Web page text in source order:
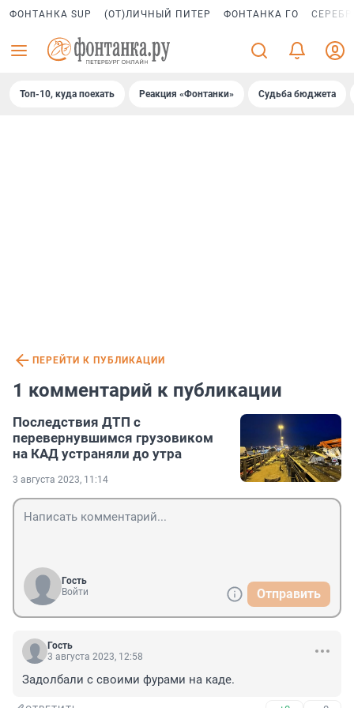
ФОНТАНКА SUP (ОТ)ЛИЧНЫЙ ПИТЕР ФОНТАНКА ГО
Топ-10, куда поехать Реакция «Фонтанки» Судьба бюджета
ПЕРЕЙТИ К ПУБЛИКАЦИИ
1 комментарий к публикации
Последствия ДТП с
перевернувшимся грузовиком
на КАД устраняли до утра
3 августа 2023, 11:14
Гость
Войти
Отправить
Гость
3 августа 2023, 12:58
Задолбали с своими фурами на каде.